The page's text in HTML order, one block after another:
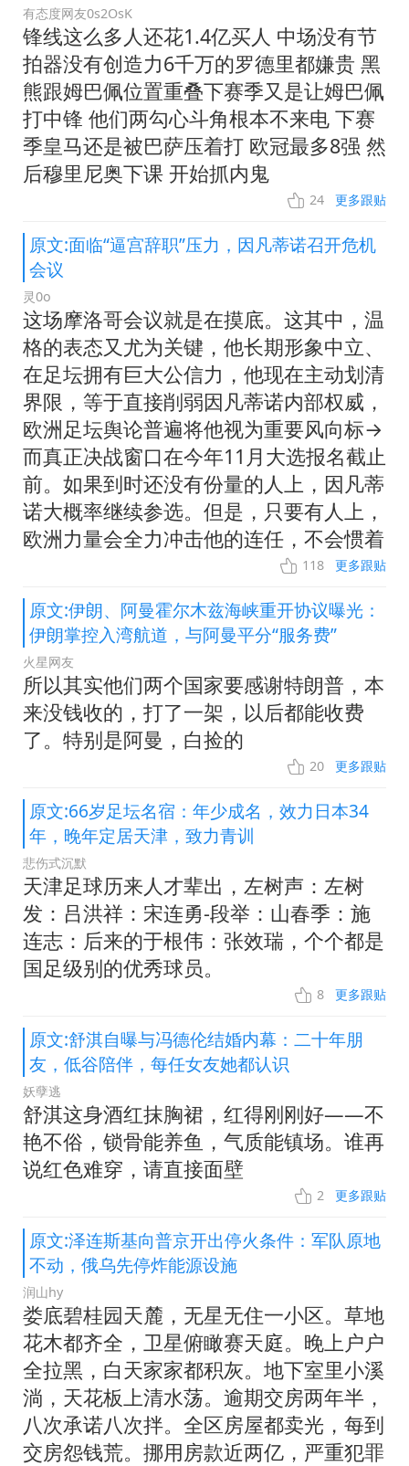
有态度网友0s2OsK
锋线这么多人还花1.4亿买人 中场没有节
拍器没有创造力6千万的罗德里都嫌贵 黑
熊跟姆巴佩位置重叠下赛季又是让姆巴佩
打中锋 他们两勾心斗角根本不来电 下赛
季皇马还是被巴萨压着打 欧冠最多8强 然
后穆里尼奥下课 开始抓内鬼
24 更多跟贴
原文:面临“逼宫辞职”压力，因凡蒂诺召开危机
会议
灵0o
这场摩洛哥会议就是在摸底。这其中，温
格的表态又尤为关键，他长期形象中立、
在足坛拥有巨大公信力，他现在主动划清
界限，等于直接削弱因凡蒂诺内部权威，
欧洲足坛舆论普遍将他视为重要风向标→
而真正决战窗口在今年11月大选报名截止
前。如果到时还没有份量的人上，因凡蒂
诺大概率继续参选。但是，只要有人上，
欧洲力量会全力冲击他的连任，不会惯着
118 更多跟贴
原文:伊朗、阿曼霍尔木兹海峡重开协议曝光：
伊朗掌控入湾航道，与阿曼平分“服务费”
火星网友
所以其实他们两个国家要感谢特朗普，本
来没钱收的，打了一架，以后都能收费
了。特别是阿曼，白捡的
20 更多跟贴
原文:66岁足坛名宿：年少成名，效力日本34
年，晚年定居天津，致力青训
悲伤式沉默
天津足球历来人才辈出，左树声：左树
发：吕洪祥：宋连勇-段举：山春季：施
连志：后来的于根伟：张效瑞，个个都是
国足级别的优秀球员。
8 更多跟贴
原文:舒淇自曝与冯德伦结婚内幕：二十年朋
友，低谷陪伴，每任女友她都认识
妖孽逃
舒淇这身酒红抹胸裙，红得刚刚好——不
艳不俗，锁骨能养鱼，气质能镇场。谁再
说红色难穿，请直接面壁
2 更多跟贴
原文:泽连斯基向普京开出停火条件：军队原地
不动，俄乌先停炸能源设施
润山hy
娄底碧桂园天麓，无星无住一小区。草地
花木都齐全，卫星俯瞰赛天庭。晚上户户
全拉黑，白天家家都积灰。地下室里小溪
淌，天花板上清水荡。逾期交房两年半，
八次承诺八次拌。全区房屋都卖光，每到
交房怨钱荒。挪用房款近两亿，严重犯罪